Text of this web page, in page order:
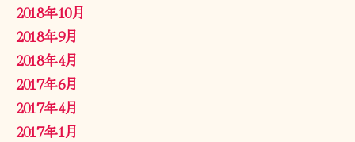
2018年10月
2018年9月
2018年4月
2017年6月
2017年4月
2017年1月